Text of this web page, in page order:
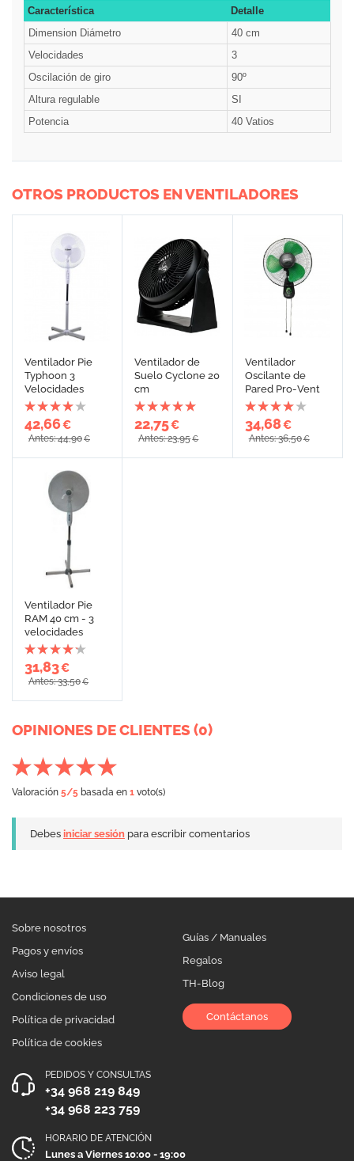
Característica
Detalle
Dimension Diámetro
40 cm
Velocidades
3
Oscilación de giro
90º
Altura regulable
SI
Potencia
40 Vatios
OTROS PRODUCTOS EN VENTILADORES
Ventilador Pie
Typhoon 3
Velocidades
42,66€
Antes: 44,90€
Ventilador de
Suelo Cyclone 20
cm
22,75€
Antes: 23,95€
Ventilador
Oscilante de
Pared Pro-Vent
34,68€
Antes: 36,50€
Ventilador Pie
RAM 40 cm - 3
velocidades
31,83€
Antes: 33,50€
OPINIONES DE CLIENTES (0)
Valoración 5/5 basada en 1 voto(s)
Debes iniciar sesión para escribir comentarios
Sobre nosotros
Pagos y envíos
Aviso legal
Condiciones de uso
Política de privacidad
Política de cookies
Guías / Manuales
Regalos
TH-Blog
Contáctanos
PEDIDOS Y CONSULTAS
+34 968 219 849
+34 968 223 759
HORARIO DE ATENCIÓN
Lunes a Viernes 10:00 - 19:00